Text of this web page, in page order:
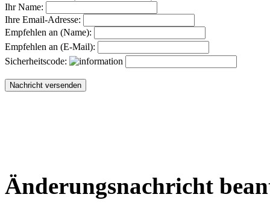
Ihr Name:
Ihre Email-Adresse:
Empfehlen an (Name):
Empfehlen an (E-Mail):
Sicherheitscode:
Änderungsnachricht